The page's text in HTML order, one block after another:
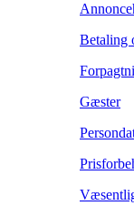
Betaling
Gæster